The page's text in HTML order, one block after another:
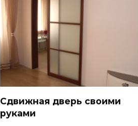
Сдвижная дверь своими
руками